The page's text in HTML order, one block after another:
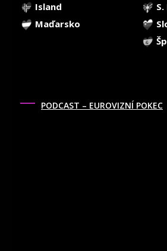
Island
Maďarsko
PODCAST – EUROVIZNÍ POKEC